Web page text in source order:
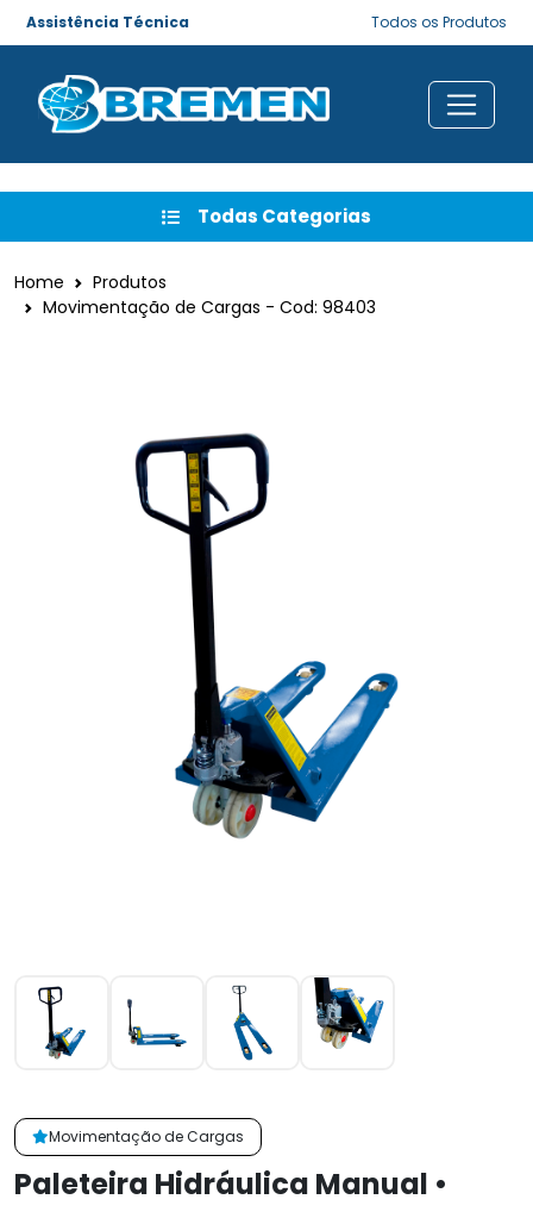
Assistência Técnica Todos os Produtos
Todas Categorias
Home
Produtos
Movimentação de Cargas - Cod: 98403
Movimentação de Cargas
Paleteira Hidráulica Manual •